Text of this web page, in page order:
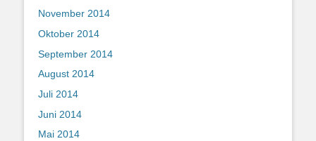
November 2014
Oktober 2014
September 2014
August 2014
Juli 2014
Juni 2014
Mai 2014